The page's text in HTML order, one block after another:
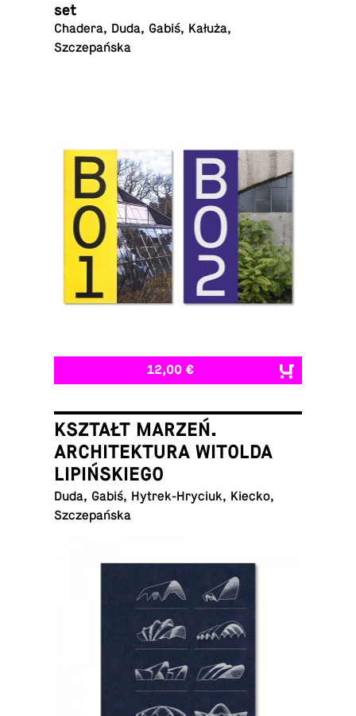
set
Chadera, Duda, Gabiś, Kałuża,
Szczepańska
12,00 €
KSZTAŁT MARZEŃ.
ARCHITEKTURA WITOLDA
LIPIŃSKIEGO
Duda, Gabiś, Hytrek-Hryciuk, Kiecko,
Szczepańska